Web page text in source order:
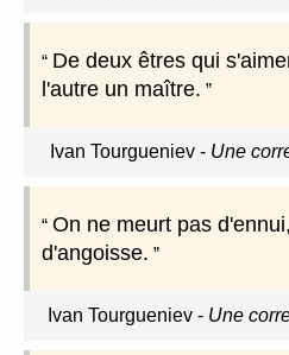
De deux êtres qui
l'autre un maître.
Ivan Tourgueniev - Une
On ne meurt pas
d'angoisse.
Ivan Tourgueniev - Une